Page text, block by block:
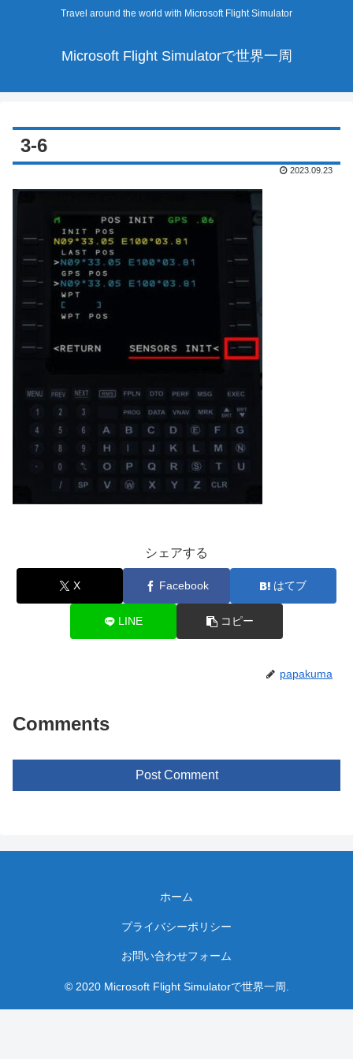
Travel around the world with Microsoft Flight Simulator
Microsoft Flight Simulatorで世界一周
3-6
2023.09.23
シェアする
X Facebook はてブ
LINE コピー
papakuma
Comments
Post Comment
ホーム
プライバシーポリシー
お問い合わせフォーム
© 2020 Microsoft Flight Simulatorで世界一周.